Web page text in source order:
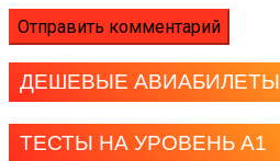
ДЕШЕВЫЕ АВИАБИЛЕТЫ
ТЕСТЫ НА УРОВЕНЬ А1